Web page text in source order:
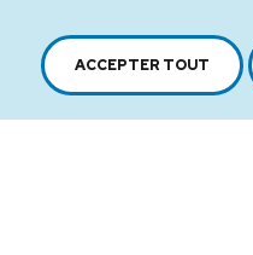
ACCEPTER TOUT